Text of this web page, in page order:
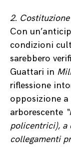
2.
Con
condizioni
sarebbero
Guattari in
riflessione
opposizione
arborescente
policentrici), a
collegamenti